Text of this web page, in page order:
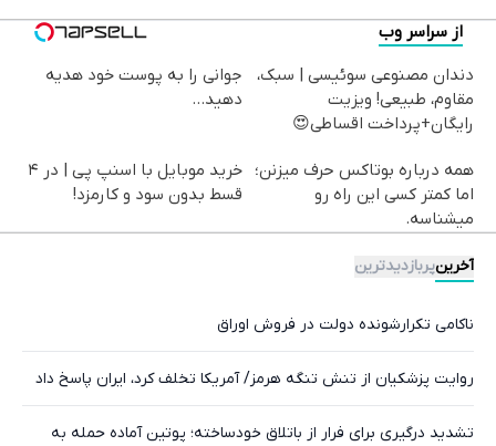
از سراسر وب
دندان مصنوعی سوئیسی | سبک،
مقاوم، طبیعی! ویزیت
رایگان+پرداخت اقساطی😍
جوانی را به پوست خود هدیه
دهید...
همه درباره بوتاکس حرف میزنن؛
اما کمتر کسی این راه رو
میشناسه.
خرید موبایل با اسنپ پی | در ۴
قسط بدون سود و کارمزد!
آخرینپربازدیدترین
ناکامی تکرارشونده دولت در فروش اوراق
روایت پزشکیان از تنش تنگه هرمز/ آمریکا تخلف کرد، ایران پاسخ داد
تشدید درگیری برای فرار از باتلاق خودساخته؛ پوتین آماده حمله‌ به